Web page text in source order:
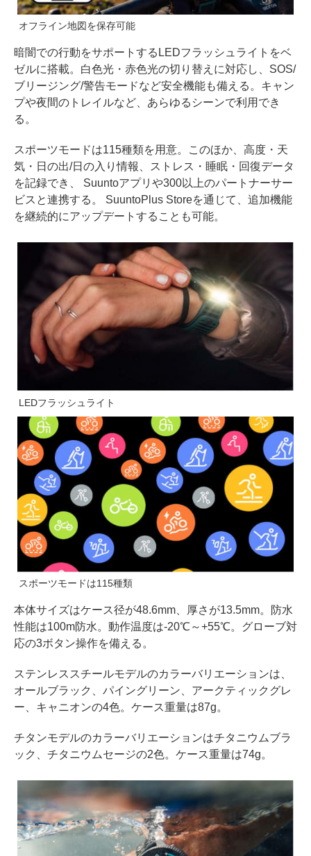
オフライン地図を保存可能
暗闇での行動をサポートするLEDフラッシュライトをベ
ゼルに搭載。白色光・赤色光の切り替えに対応し、SOS/
ブリージング/警告モードなど安全機能も備える。キャン
プや夜間のトレイルなど、あらゆるシーンで利用でき
る。
スポーツモードは115種類を用意。このほか、高度・天
気・日の出/日の入り情報、ストレス・睡眠・回復データ
を記録でき、 Suuntoアプリや300以上のパートナーサー
ビスと連携する。 SuuntoPlus Storeを通じて、追加機能
を継続的にアップデートすることも可能。
LEDフラッシュライト
スポーツモードは115種類
本体サイズはケース径が48.6mm、厚さが13.5mm。防水
性能は100m防水。動作温度は-20℃～+55℃。グローブ対
応の3ボタン操作を備える。
ステンレススチールモデルのカラーバリエーションは、
オールブラック、パイングリーン、アークティックグレ
ー、キャニオンの4色。ケース重量は87g。
チタンモデルのカラーバリエーションはチタニウムブラ
ック、チタニウムセージの2色。ケース重量は74g。